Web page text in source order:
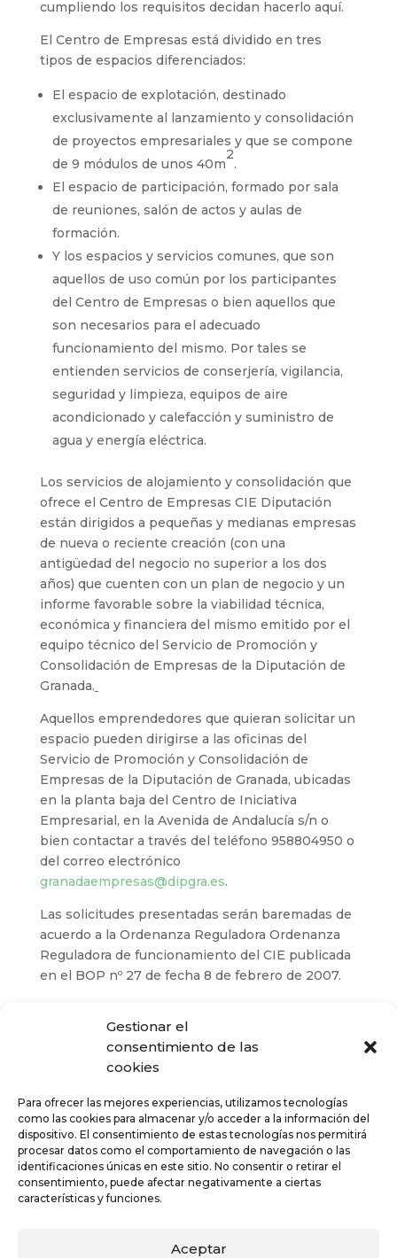
Gestionar el
consentimiento de las
cookies
Para ofrecer las mejores experiencias, utilizamos tecnologías
como las cookies para almacenar y/o acceder a la información del
dispositivo. El consentimiento de estas tecnologías nos permitirá
procesar datos como el comportamiento de navegación o las
identificaciones únicas en este sitio. No consentir o retirar el
consentimiento, puede afectar negativamente a ciertas
características y funciones.
Aceptar
cumpliendo los requisitos decidan hacerlo aquí.
El Centro de Empresas está dividido en tres
tipos de espacios diferenciados:
El espacio de explotación, destinado
exclusivamente al lanzamiento y consolidación
de proyectos empresariales y que se compone
de 9 módulos de unos 40m
2
.
El espacio de participación, formado por sala
de reuniones, salón de actos y aulas de
formación.
Y los espacios y servicios comunes, que son
aquellos de uso común por los participantes
del Centro de Empresas o bien aquellos que
son necesarios para el adecuado
funcionamiento del mismo. Por tales se
entienden servicios de conserjería, vigilancia,
seguridad y limpieza, equipos de aire
acondicionado y calefacción y suministro de
agua y energía eléctrica.
Los servicios de alojamiento y consolidación que
ofrece el Centro de Empresas CIE Diputación
están dirigidos a pequeñas y medianas empresas
de nueva o reciente creación (con una
antigüedad del negocio no superior a los dos
años) que cuenten con un plan de negocio y un
informe favorable sobre la viabilidad técnica,
económica y financiera del mismo emitido por el
equipo técnico del Servicio de Promoción y
Consolidación de Empresas de la Diputación de
Granada.
Aquellos emprendedores que quieran solicitar un
espacio pueden dirigirse a las oficinas del
Servicio de Promoción y Consolidación de
Empresas de la Diputación de Granada, ubicadas
en la planta baja del Centro de Iniciativa
Empresarial, en la Avenida de Andalucía s/n o
bien contactar a través del teléfono 958804950 o
del correo electrónico
granadaempresas@dipgra.es.
Las solicitudes presentadas serán baremadas de
acuerdo a la Ordenanza Reguladora Ordenanza
Reguladora de funcionamiento del CIE publicada
en el BOP nº 27 de fecha 8 de febrero de 2007.